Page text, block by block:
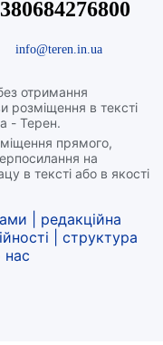
отримання
розміщення в тексті
- Терен.
прямого,
на
в тексті або в якості
info@teren.in.ua
редакційна
структура
нас